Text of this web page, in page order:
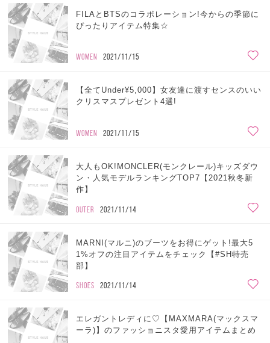
FILAとBTSのコラボレーション!今からの季節に
ぴったりアイテム特集☆
WOMEN 2021/11/15
【全てUnder¥5,000】女友達に渡すセンスのいい
クリスマスプレゼント4選!
WOMEN 2021/11/15
大人もOK!MONCLER(モンクレール)キッズダウ
ン・人気モデルランキングTOP7【2021秋冬新
作】
OUTER 2021/11/14
MARNI(マルニ)のブーツをお得にゲット!最大5
1%オフの注目アイテムをチェック【#SH特売
部】
SHOES 2021/11/14
エレガントレディに♡【MAXMARA(マックスマ
ーラ)】のファッショニスタ愛用アイテムまとめ